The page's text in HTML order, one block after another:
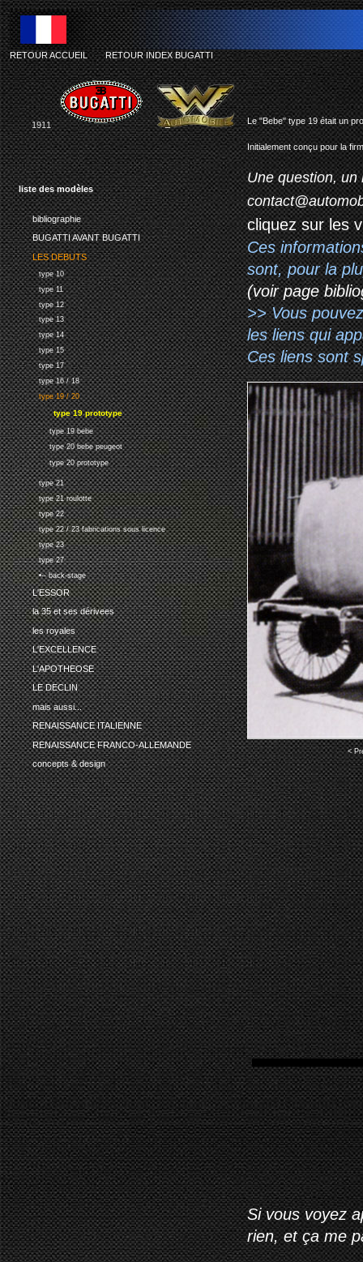
liste des modèles
bibliographie
BUGATTI AVANT BUGATTI
LES DEBUTS
type 10
type 11
type 12
type 13
type 14
type 15
type 17
type 16 / 18
type 19 / 20
type 19 prototype
type 19 bebe
type 20 bebe peugeot
type 20 prototype
type 21
type 21 roulotte
type 22
type 22 / 23 fabrications sous licence
type 23
type 27
•-- back-stage
L'ESSOR
la 35 et ses dérivees
les royales
L'EXCELLENCE
L'APOTHEOSE
LE DECLIN
mais aussi...
RENAISSANCE ITALIENNE
RENAISSANCE FRANCO-ALLEMANDE
concepts & design
RETOUR ACCUEIL-RETOUR INDEX BUGATTI
1911 Le "Bebe" type 19 était un
Initialement conçu pour la
Une question, un
cliquez sur les
Ces
sont, pour la
(voir page
>> Vous
les liens qui
Ces liens sont
<
Si vous voyez
rien, et ça me